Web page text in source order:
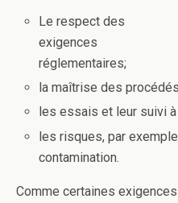
Le respect des
exigences
réglementaires;
la maîtrise des
les essais et leur suivi
les risques, par
contamination.
Comme certaines